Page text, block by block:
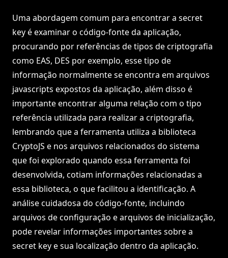
Uma abordagem comum para encontrar a secret
key é examinar o código-fonte da aplicação,
procurando por referências de tipos de criptografia
como EAS, DES por exemplo, esse tipo de
informação normalmente se encontra em arquivos
javascripts expostos da aplicação, além disso é
importante encontrar alguma relação com o tipo
referência utilizada para realizar a criptografia,
lembrando que a ferramenta utiliza a biblioteca
CryptoJS e nos arquivos relacionados do sistema
que foi explorado quando essa ferramenta foi
desenvolvida, cotiam informações relacionadas a
essa biblioteca, o que facilitou a identificação. A
análise cuidadosa do código-fonte, incluindo
arquivos de configuração e arquivos de inicialização,
pode revelar informações importantes sobre a
secret key e sua localização dentro da aplicação.